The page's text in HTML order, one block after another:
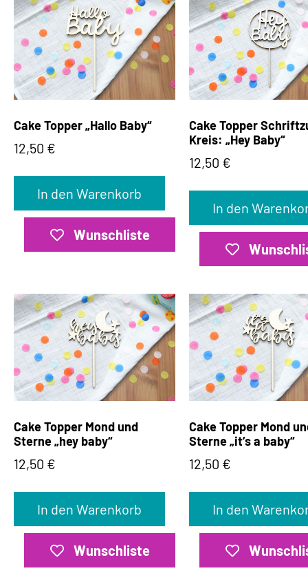
Cake Topper „Hallo Baby“
12,50 €
In den Warenkorb
Wunschliste
Cake Topper
Kreis: „Hey Baby“
12,50 €
In den
Cake Topper Mond und
Sterne „hey baby“
12,50 €
In den Warenkorb
Wunschliste
Cake Topper Mond
Sterne „it’s a baby“
12,50 €
In den